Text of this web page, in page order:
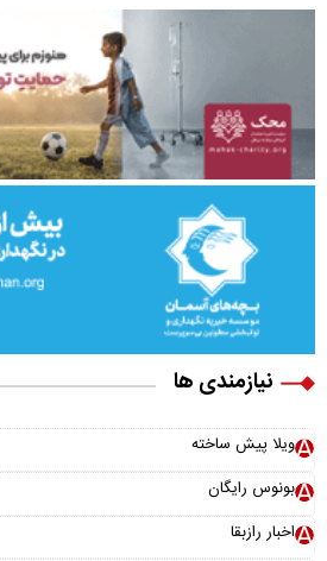
نیازمندی ها
ویلا پیش ساخته
بونوس رایگان
اخبار رازبقا